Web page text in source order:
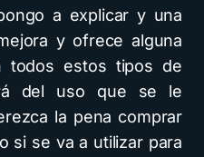
a explicar y una
y ofrece alguna
todos estos tipos de
del uso que se le
la pena comprar
si se va a utilizar para